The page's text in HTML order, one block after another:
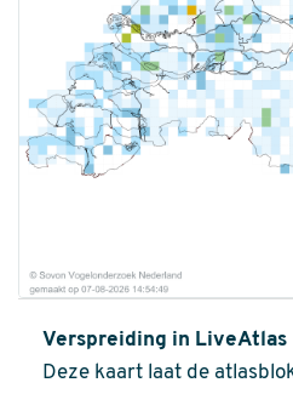
Verspreiding in LiveAtlas
Deze kaart laat de